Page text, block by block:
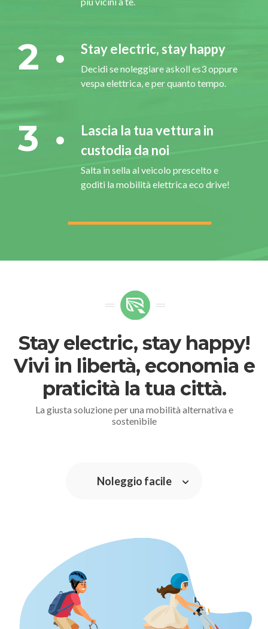
2 Stay electric, stay happy
Decidi se noleggiare askoll es3 oppure
vespa elettrica, e per quanto tempo.
3
Lascia la tua vettura in
custodia da noi
Salta in sella al veicolo prescelto e
goditi la mobilità elettrica eco drive!
Stay electric, stay happy!
Vivi in libertà, economia e
praticità la tua città.
La giusta soluzione per una mobilità alternativa e
sostenibile
Noleggio facile